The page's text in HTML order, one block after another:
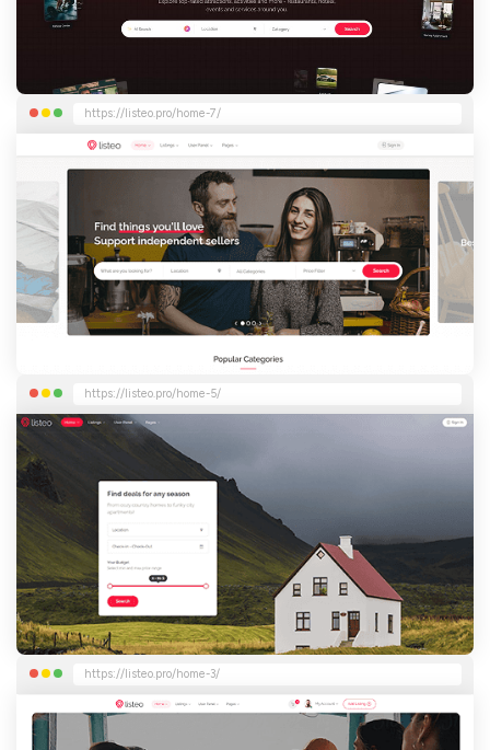
https://listeo.pro/home-7/
https://listeo.pro/home-5/
https://listeo.pro/home-3/